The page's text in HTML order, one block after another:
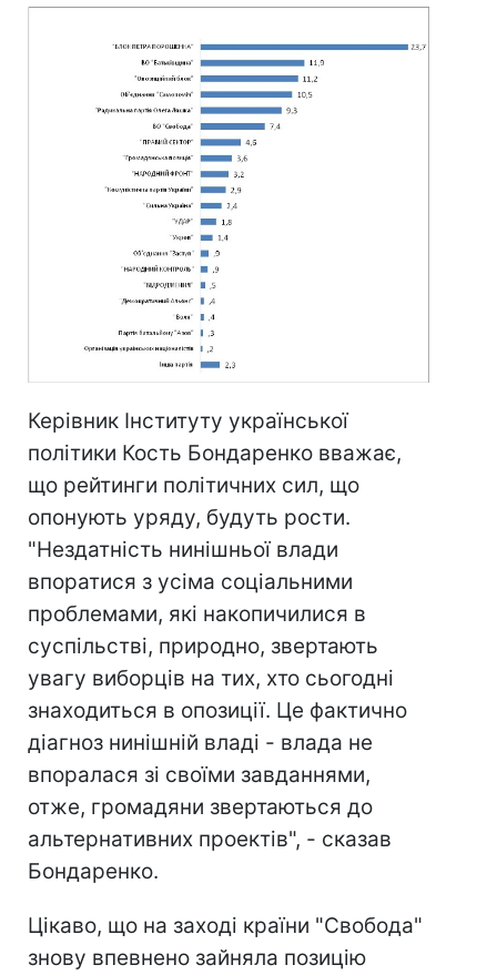
Керівник Інституту української
політики Кость Бондаренко вважає,
що рейтинги політичних сил, що
опонують уряду, будуть рости.
"Нездатність нинішньої влади
впоратися з усіма соціальними
проблемами, які накопичилися в
суспільстві, природно, звертають
увагу виборців на тих, хто сьогодні
знаходиться в опозиції. Це фактично
діагноз нинішній владі - влада не
впоралася зі своїми завданнями,
отже, громадяни звертаються до
альтернативних проектів", - сказав
Бондаренко.
Цікаво, що на заході країни "Свобода"
знову впевнено зайняла позицію